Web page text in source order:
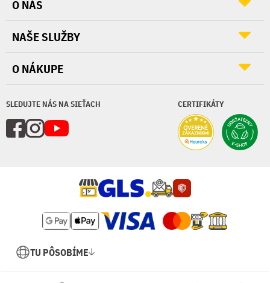
SLEDUJTE NÁS NA SIEŤACH CERTIFIKÁTY
O NÁS
NAŠE SLUŽBY
O NÁKUPE
TU PÔSOBÍME